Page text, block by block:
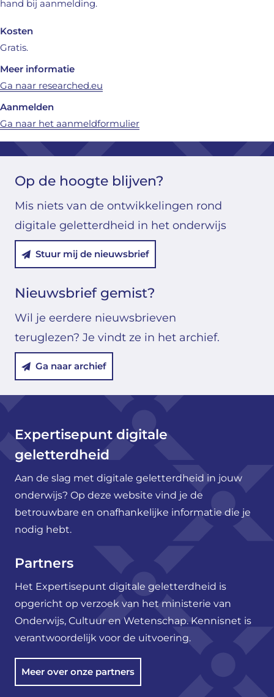
hand bij aanmelding.
Kosten
Gratis.
Meer informatie
Ga naar researched.eu
Aanmelden
Ga naar het aanmeldformulier(opent in nieuw venster)
Op de hoogte blijven?
Mis niets van de ontwikkelingen rond
digitale geletterdheid in het onderwijs
Stuur mij de nieuwsbrief
Nieuwsbrief gemist?
Wil je eerdere nieuwsbrieven
teruglezen? Je vindt ze in het archief.
Ga naar archief
Expertisepunt digitale
geletterdheid
Aan de slag met digitale geletterdheid in jouw
onderwijs? Op deze website vind je de
betrouwbare en onafhankelijke informatie die je
nodig hebt.
Partners
Het Expertisepunt digitale geletterdheid is
opgericht op verzoek van het ministerie van
Onderwijs, Cultuur en Wetenschap. Kennisnet is
verantwoordelijk voor de uitvoering.
Meer over onze partners